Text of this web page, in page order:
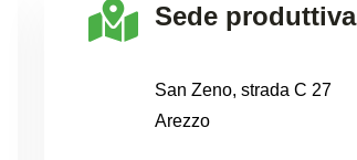
Sede produttiva
San Zeno, strada C 27
Arezzo